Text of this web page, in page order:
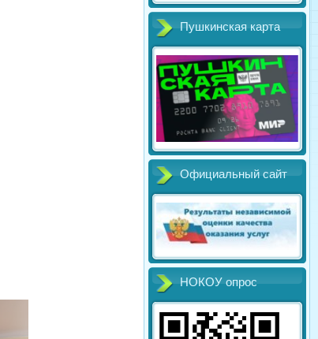
Пушкинская карта
Официальный сайт
НОКОУ опрос